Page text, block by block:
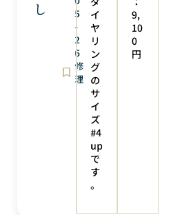
し
5
-
2
6
修
理
イ
ヤ
リ
ン
グ
の
サ
イ
ズ
#4
up
で
す
。
9,
10
0
円